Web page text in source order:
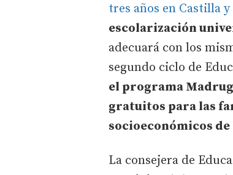
tres años en Castilla
escolarización
adecuará con los
segundo ciclo de
el programa
gratuitos para las
socioeconómicos de
La consejera de